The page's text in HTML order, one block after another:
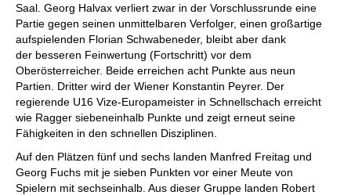
Saal. Georg Halvax verliert zwar in der Vorschlussrunde eine
Partie gegen seinen unmittelbaren Verfolger, einen großartige
aufspielenden Florian Schwabeneder, bleibt aber dank
der besseren Feinwertung (Fortschritt) vor dem
Oberösterreicher. Beide erreichen acht Punkte aus neun
Partien. Dritter wird der Wiener Konstantin Peyrer. Der
regierende U16 Vize-Europameister in Schnellschach erreicht
wie Ragger siebeneinhalb Punkte und zeigt erneut seine
Fähigkeiten in den schnellen Disziplinen.
Auf den Plätzen fünf und sechs landen Manfred Freitag und
Georg Fuchs mit je sieben Punkten vor einer Meute von
Spielern mit sechseinhalb. Aus dieser Gruppe landen Robert